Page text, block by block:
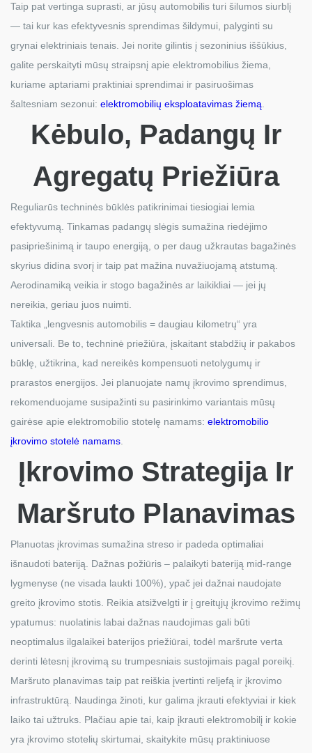
Taip pat vertinga suprasti, ar jūsų automobilis turi šilumos siurblį
— tai kur kas efektyvesnis sprendimas šildymui, palyginti su
grynai elektriniais tenais. Jei norite gilintis į sezoninius iššūkius,
galite perskaityti mūsų straipsnį apie elektromobilius žiema,
kuriame aptariami praktiniai sprendimai ir pasiruošimas
šaltesniam sezonui: elektromobilių eksploatavimas žiemą
Kėbulo, Padangų Ir
Agregatų Priežiūra
Reguliarūs techninės būklės patikrinimai tiesiogiai lemia
efektyvumą. Tinkamas padangų slėgis sumažina riedėjimo
pasipriešinimą ir taupo energiją, o per daug užkrautas bagažinės
skyrius didina svorį ir taip pat mažina nuvažiuojamą atstumą.
Aerodinamiką veikia ir stogo bagažinės ar laikikliai — jei jų
nereikia, geriau juos nuimti.
Taktika „lengvesnis automobilis = daugiau kilometrų“ yra
universali. Be to, techninė priežiūra, įskaitant stabdžių ir pakabos
būklę, užtikrina, kad nereikės kompensuoti netolygumų ir
prarastos energijos. Jei planuojate namų įkrovimo sprendimus,
rekomenduojame susipažinti su pasirinkimo variantais mūsų
gairėse apie elektromobilio stotelę namams: elektromobilio
įkrovimo stotelė namams
Įkrovimo Strategija Ir
Maršruto Planavimas
Planuotas įkrovimas sumažina streso ir padeda optimaliai
išnaudoti bateriją. Dažnas požiūris – palaikyti bateriją mid-range
lygmenyse (ne visada laukti 100%), ypač jei dažnai naudojate
greito įkrovimo stotis. Reikia atsižvelgti ir į greitųjų įkrovimo režimų
ypatumus: nuolatinis labai dažnas naudojimas gali būti
neoptimalus ilgalaikei baterijos priežiūrai, todėl maršrute verta
derinti lėtesnį įkrovimą su trumpesniais sustojimais pagal poreikį.
Maršruto planavimas taip pat reiškia įvertinti reljefą ir įkrovimo
infrastruktūrą. Naudinga žinoti, kur galima įkrauti efektyviai ir kiek
laiko tai užtruks. Plačiau apie tai, kaip įkrauti elektromobilį ir kokie
yra įkrovimo stotelių skirtumai, skaitykite mūsų praktiniuose